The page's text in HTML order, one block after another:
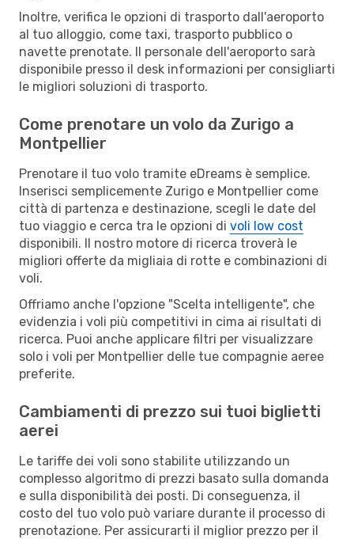
Inoltre, verifica le opzioni di trasporto dall'aeroporto
al tuo alloggio, come taxi, trasporto pubblico o
navette prenotate. Il personale dell'aeroporto sarà
disponibile presso il desk informazioni per consigliarti
le migliori soluzioni di trasporto.
Come prenotare un volo da Zurigo a
Montpellier
Prenotare il tuo volo tramite eDreams è semplice.
Inserisci semplicemente Zurigo e Montpellier come
città di partenza e destinazione, scegli le date del
tuo viaggio e cerca tra le opzioni di voli low cost
disponibili. Il nostro motore di ricerca troverà le
migliori offerte da migliaia di rotte e combinazioni di
voli.
Offriamo anche l'opzione "Scelta intelligente", che
evidenzia i voli più competitivi in cima ai risultati di
ricerca. Puoi anche applicare filtri per visualizzare
solo i voli per Montpellier delle tue compagnie aeree
preferite.
Cambiamenti di prezzo sui tuoi biglietti
aerei
Le tariffe dei voli sono stabilite utilizzando un
complesso algoritmo di prezzi basato sulla domanda
e sulla disponibilità dei posti. Di conseguenza, il
costo del tuo volo può variare durante il processo di
prenotazione. Per assicurarti il miglior prezzo per il